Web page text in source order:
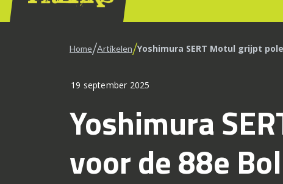
Home/Artikelen/Yoshimura SERT Motul grijpt
19 september 2025
Yoshimura
voor de 88e Bol